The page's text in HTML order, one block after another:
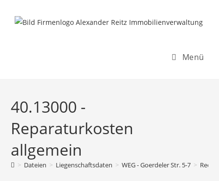
Inhalt
Menü
40.13000 -
Reparaturkosten
allgemein
> Dateien > Liegenschaftsdaten > WEG - Goerdeler Str. 5-7 >